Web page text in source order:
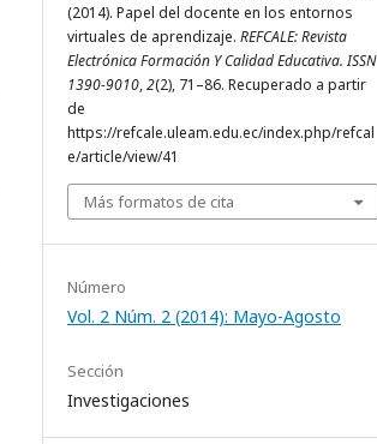
(2014). Papel del docente en los entornos
virtuales de aprendizaje. REFCALE: Revista
Electrónica Formación Y Calidad Educativa. ISSN
1390-9010,2(2), 71–86. Recuperado a partir
de
https://refcale.uleam.edu.ec/index.php/refcal
e/article/view/41
Más formatos de cita
Número
Vol. 2 Núm. 2 (2014): Mayo-Agosto
Sección
Investigaciones